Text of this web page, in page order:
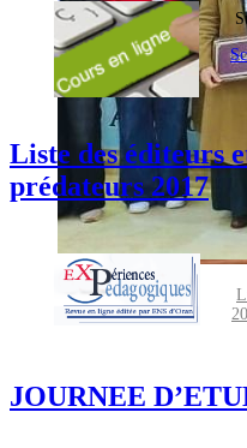
Liste des éditeurs
prédateurs 2017
JOURNEE